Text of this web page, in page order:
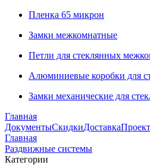
Пленка 65 микрон
Замки межкомнатные
Петли для стеклянных
Алюминиевые коробки для
Замки механические для
Главная
ДокументыСкидкиДоставка
Главная
Раздвижные системы
Категории